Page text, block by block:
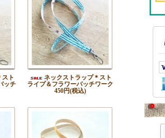
ト
ッチ
ネックストラップ＊スト
ライプ＆フラワーパッチワーク
450円(税込)